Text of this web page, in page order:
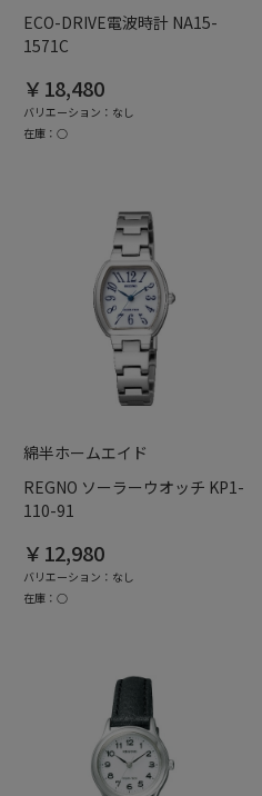
ECO-DRIVE電波時計 NA15-
1571C
￥18,480
バリエーション：なし
在庫：○
綿半ホームエイド
REGNO ソーラーウオッチ KP1-
110-91
￥12,980
バリエーション：なし
在庫：○